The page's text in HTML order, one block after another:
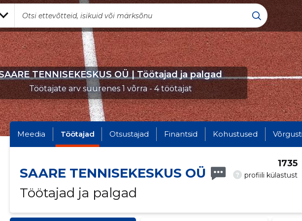
TENNISEKESKUS OÜ | Töötajad ja palgad
Töötajate arv suurenes 1 võrra - 4 töötajat
Meedia Töötajad Otsustajad Finantsid Kohustused
SAARE TENNISEKESKUS OÜ
Töötajad ja palgad
? profiili külastust
1735